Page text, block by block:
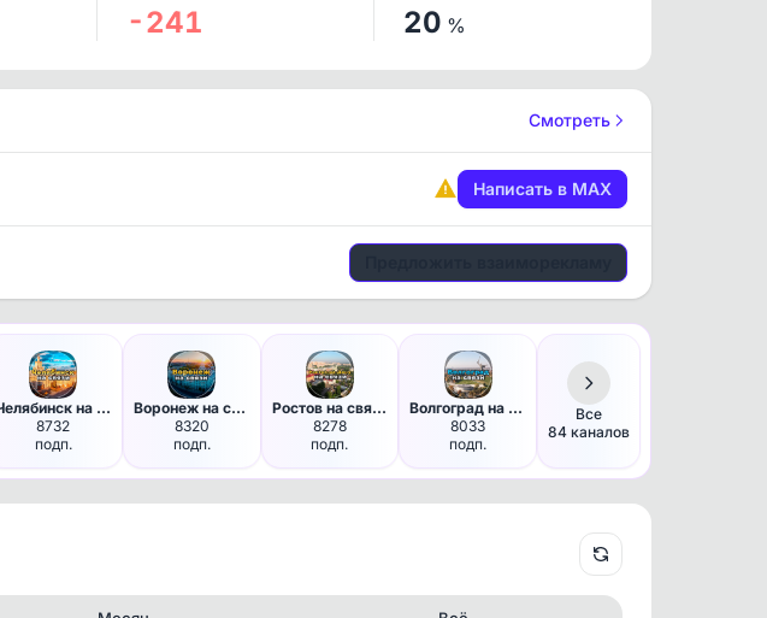
-241 20 %
Смотреть
Написать в MAX
Челябинск на связи!
8732
подп.
Воронеж на связи!
8320
подп.
Ростов на связи!
8278
подп.
Волгоград на связи!
8033
подп.
Все
84 каналов